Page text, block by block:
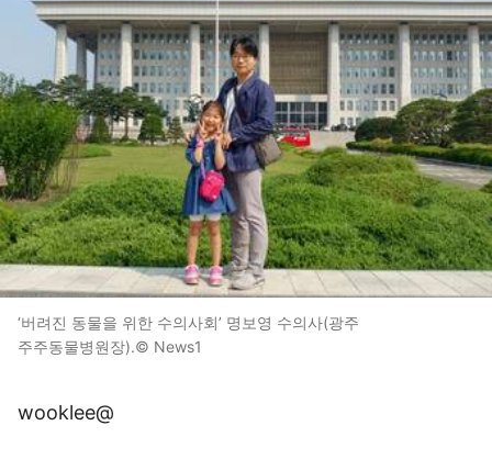
‘버려진 동물을 위한 수의사회’ 명보영 수의사(광주
주주동물병원장).© News1
wooklee@